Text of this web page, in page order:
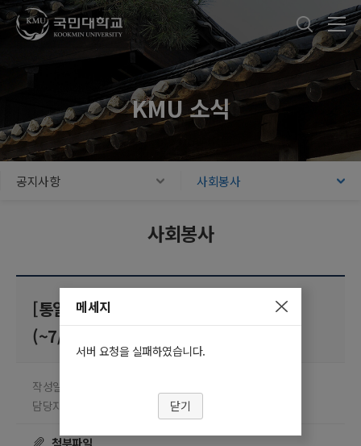
주메뉴 바로가기
본문내용 바로가기
푸터 바로가기
국민대학교
KMU 소식
공지사항 사회봉사
사회봉사
[통일연구원] 온라인 서포터즈 1기 모집
(~7/27)
작성일 2025.07.15
담당자 전원민
조회수
메세지
서버 요청을 실패하였습니다.
닫기